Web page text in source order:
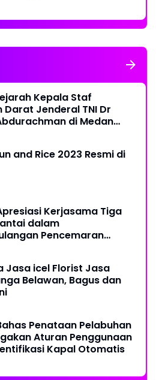
Kepala Staf
Darat Jenderal TNI Dr
di Medan
and Rice 2023 Resmi di
Kerjasama Tiga
dalam
Pencemaran
Jasa icel Florist Jasa
Belawan, Bagus dan
Penataan Pelabuhan
Aturan Penggunaan
Kapal Otomatis